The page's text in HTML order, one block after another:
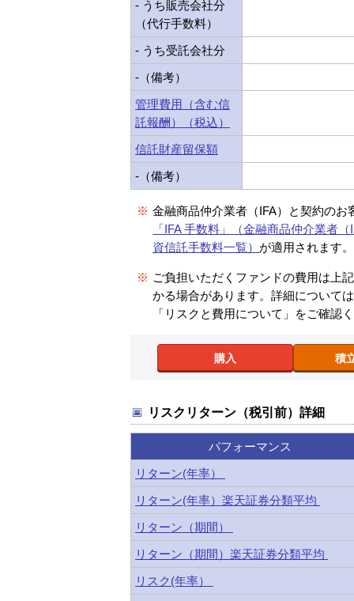
- うち販売会社分
（代行手数料）
- うち受託会社分
-（備考）
管理費用（含む信
託報酬）（税込）
信託財産留保額
-（備考）
※ 金融商品仲介業者（IFA）と契約のお
「IFA 手数料」（金融商品仲介業者
資信託手数料一覧） が適用されます。
※ ご負担いただくファンドの費用は上
かる場合があります。詳細について
「リスクと費用について」をご確認
購入 積
リスクリターン（税引前）詳細
パフォーマンス
リターン(年率）
リターン(年率）楽天証券分類平均
リターン（期間）
リターン（期間）楽天証券分類平均
リスク(年率）